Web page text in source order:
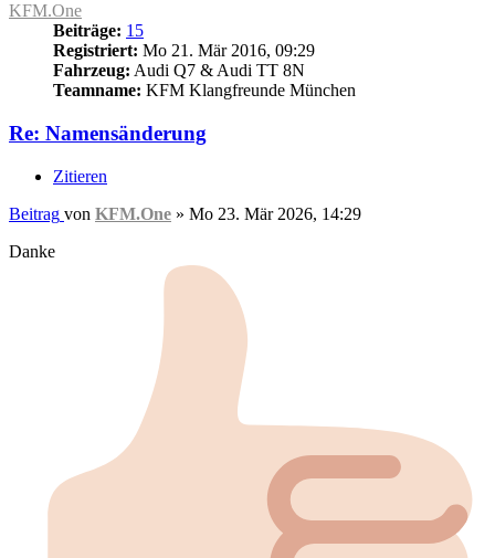
KFM.One
Beiträge: 15
Registriert: Mo 21. Mär 2016, 09:29
Fahrzeug: Audi Q7 & Audi TT 8N
Teamname: KFM Klangfreunde München
Re: Namensänderung
Zitieren
Beitrag von KFM.One » Mo 23. Mär 2026, 14:29
Danke